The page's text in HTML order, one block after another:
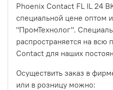
Phoenix Contact FL IL 24
специальной цене оптом
"ПромТехнолог".
распространяется на всю
Contact для наших
Осуществить заказ в
или в розницу можно: